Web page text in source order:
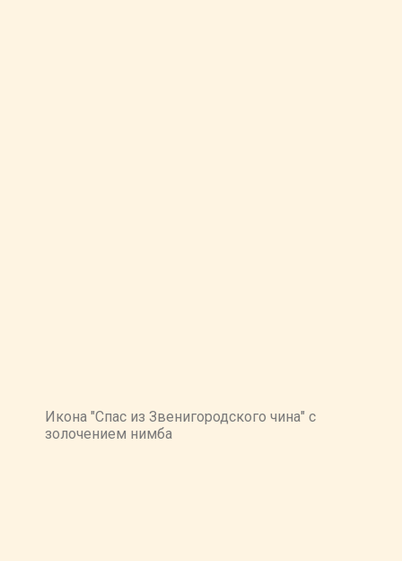
Икона "Спас из Звенигородского чина" с
золочением нимба